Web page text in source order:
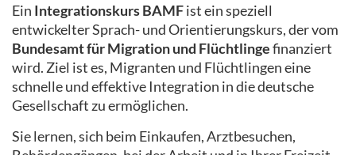
Ein Integrationskurs BAMFist ein speziell
entwickelter Sprach- und Orientierungskurs, der vom
Bundesamt für Migration und Flüchtlingefinanziert
wird. Ziel ist es, Migranten und Flüchtlingen eine
schnelle und effektive Integration in die deutsche
Gesellschaft zu ermöglichen.
Sie lernen, sich beim Einkaufen, Arztbesuchen,